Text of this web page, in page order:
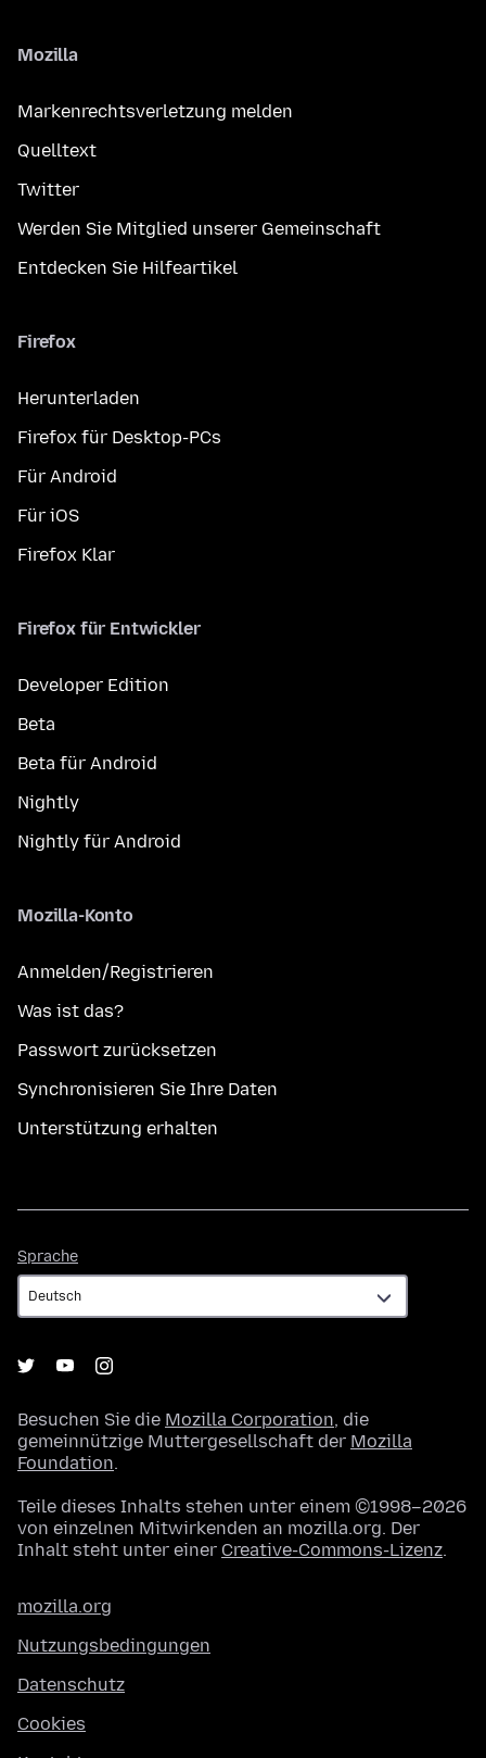
Mozilla
Markenrechtsverletzung melden
Quelltext
Twitter
Werden Sie Mitglied unserer Gemeinschaft
Entdecken Sie Hilfeartikel
Firefox
Herunterladen
Firefox für Desktop-PCs
Für Android
Für iOS
Firefox Klar
Firefox für Entwickler
Developer Edition
Beta
Beta für Android
Nightly
Nightly für Android
Mozilla-Konto
Anmelden/Registrieren
Was ist das?
Passwort zurücksetzen
Synchronisieren Sie Ihre Daten
Unterstützung erhalten
Sprache
Besuchen Sie die Mozilla Corporation, die
gemeinnützige Muttergesellschaft der Mozilla
Foundation.
Teile dieses Inhalts stehen unter einem ©1998–2026
von einzelnen Mitwirkenden an mozilla.org. Der
Inhalt steht unter einer Creative-Commons-Lizenz.
mozilla.org
Nutzungsbedingungen
Datenschutz
Cookies